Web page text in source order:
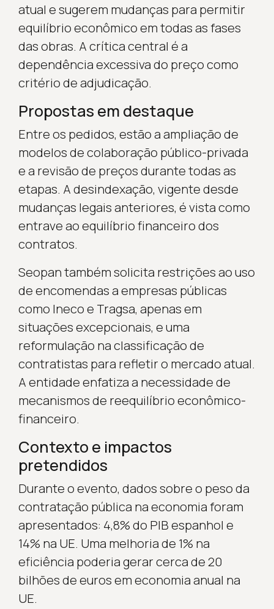
atual e sugerem mudanças para permitir
equilíbrio econômico em todas as fases
das obras. A crítica central é a
dependência excessiva do preço como
critério de adjudicação.
Propostas em destaque
Entre os pedidos, estão a ampliação de
modelos de colaboração público-privada
e a revisão de preços durante todas as
etapas. A desindexação, vigente desde
mudanças legais anteriores, é vista como
entrave ao equilíbrio financeiro dos
contratos.
Seopan também solicita restrições ao uso
de encomendas a empresas públicas
como Ineco e Tragsa, apenas em
situações excepcionais, e uma
reformulação na classificação de
contratistas para refletir o mercado atual.
A entidade enfatiza a necessidade de
mecanismos de reequilíbrio econômico-
financeiro.
Contexto e impactos
pretendidos
Durante o evento, dados sobre o peso da
contratação pública na economia foram
apresentados: 4,8% do PIB espanhol e
14% na UE. Uma melhoria de 1% na
eficiência poderia gerar cerca de 20
bilhões de euros em economia anual na
UE.